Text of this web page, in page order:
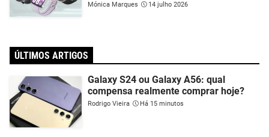
Mónica Marques 14 julho 2026
ÚLTIMOS ARTIGOS
Galaxy S24 ou Galaxy A56: qual
compensa realmente comprar hoje?
Rodrigo Vieira Há 15 minutos